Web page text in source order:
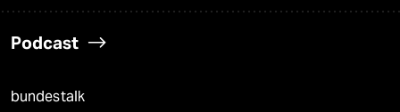
Podcast
bundestalk